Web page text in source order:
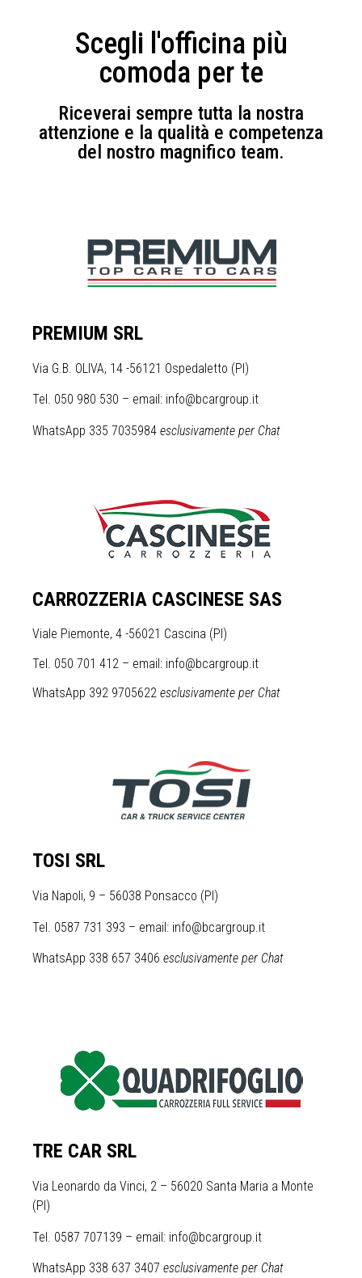
Scegli l'officina più
comoda per te
Riceverai sempre tutta la nostra
attenzione e la qualità e competenza
del nostro magnifico team.
PREMIUM SRL
Via G.B. OLIVA, 14 -56121 Ospedaletto (PI)
Tel. 050 980 530 – email: info@bcargroup.it
WhatsApp 335 7035984 esclusivamente per Chat
CARROZZERIA CASCINESE SAS
Viale Piemonte, 4 -56021 Cascina (PI)
Tel. 050 701 412 – email: info@bcargroup.it
WhatsApp 392 9705622 esclusivamente per Chat
TOSI SRL
Via Napoli, 9 – 56038 Ponsacco (PI)
Tel. 0587 731 393 – email: info@bcargroup.it
WhatsApp 338 657 3406 esclusivamente per Chat
TRE CAR SRL
Via Leonardo da Vinci, 2 – 56020 Santa Maria a Monte
(PI)
Tel. 0587 707139 – email: info@bcargroup.it
WhatsApp 338 637 3407 esclusivamente per Chat